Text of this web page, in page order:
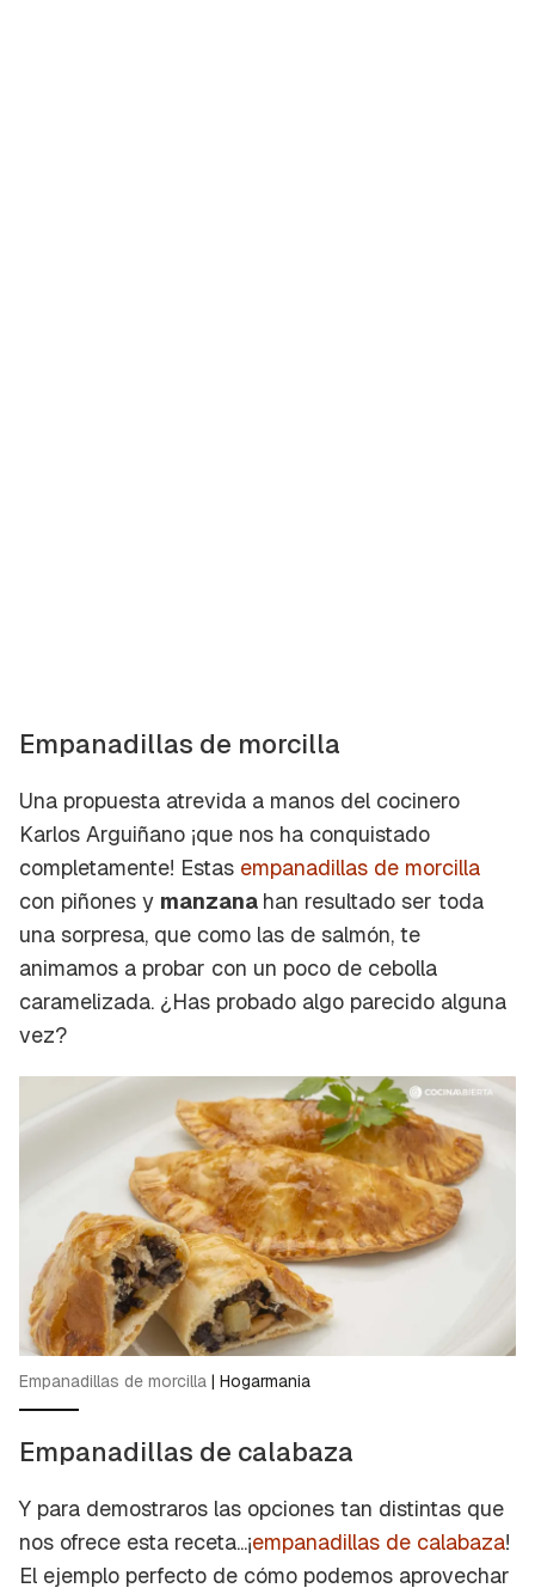
Empanadillas de morcilla
Una propuesta atrevida a manos del cocinero
Karlos Arguiñano ¡que nos ha conquistado
completamente! Estas empanadillas de morcilla
con piñones y manzana han resultado ser toda
una sorpresa, que como las de salmón, te
animamos a probar con un poco de cebolla
caramelizada. ¿Has probado algo parecido alguna
vez?
Empanadillas de morcilla | Hogarmania
Empanadillas de calabaza
Y para demostraros las opciones tan distintas que
nos ofrece esta receta...¡empanadillas de calabaza!
El ejemplo perfecto de cómo podemos aprovechar